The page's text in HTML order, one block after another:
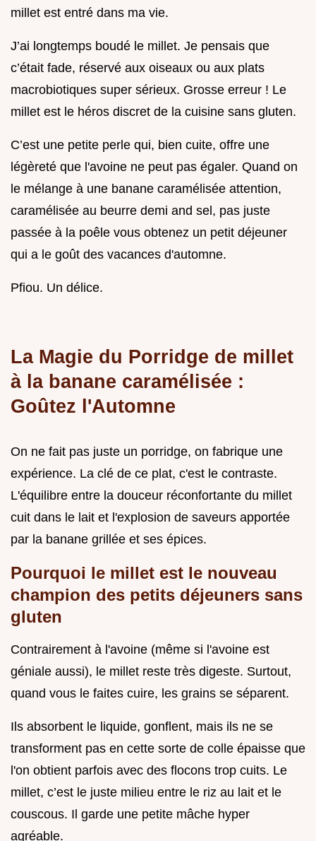
millet est entré dans ma vie.
J’ai longtemps boudé le millet. Je pensais que
c’était fade, réservé aux oiseaux ou aux plats
macrobiotiques super sérieux. Grosse erreur ! Le
millet est le héros discret de la cuisine sans gluten.
C’est une petite perle qui, bien cuite, offre une
légèreté que l'avoine ne peut pas égaler. Quand on
le mélange à une banane caramélisée attention,
caramélisée au beurre demi and sel, pas juste
passée à la poêle vous obtenez un petit déjeuner
qui a le goût des vacances d'automne.
Pfiou. Un délice.
La Magie du Porridge de millet
à la banane caramélisée :
Goûtez l'Automne
On ne fait pas juste un porridge, on fabrique une
expérience. La clé de ce plat, c'est le contraste.
L'équilibre entre la douceur réconfortante du millet
cuit dans le lait et l'explosion de saveurs apportée
par la banane grillée et ses épices.
Pourquoi le millet est le nouveau
champion des petits déjeuners sans
gluten
Contrairement à l'avoine (même si l'avoine est
géniale aussi), le millet reste très digeste. Surtout,
quand vous le faites cuire, les grains se séparent.
Ils absorbent le liquide, gonflent, mais ils ne se
transforment pas en cette sorte de colle épaisse que
l'on obtient parfois avec des flocons trop cuits. Le
millet, c’est le juste milieu entre le riz au lait et le
couscous. Il garde une petite mâche hyper
agréable.